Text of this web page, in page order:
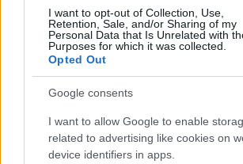
I want to opt-out of Collection, Use,
Retention, Sale, and/or Sharing of my
Personal Data that Is Unrelated with
Purposes for which it was collected.
Opted Out
Google consents
I want to allow Google to enable
related to advertising like cookies on
device identifiers in apps.
Croke Park, Dublin
2026-08-12 20:30
3 nap 4 óra 29 perc 17 másodperc
ELŐZŐ MÉRKŐZÉSEK